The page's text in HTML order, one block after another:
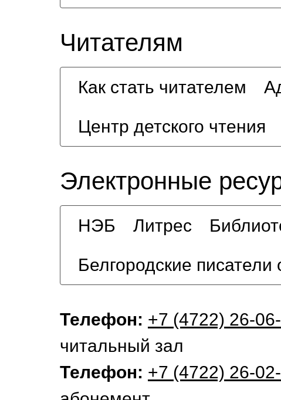
Читателям
Как стать читателем
Центр детского чтения
Электронные
НЭБ Литрес
Белгородские писатели
Телефон: +7 (4722) 26-
читальный зал
Телефон: +7 (4722) 26-